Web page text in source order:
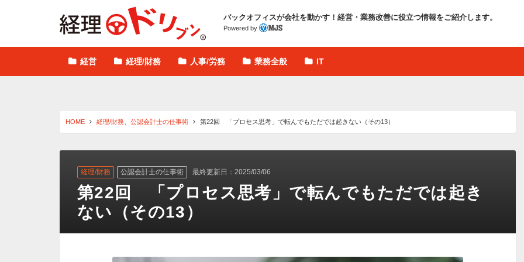
バックオフィスが会社を動かす！ 経営・業務改善に役立つ情報をご紹介します。
Powered by
経営 経理/財務 人事/労務 業務全般 IT
HOME 経理/財務 公認会計士の仕事術 第22回 「プロセス思考」で転んでもただでは起きない（その13）
経理/財務 公認会計士の仕事術 最終更新日：2025/03/06
第22回 「プロセス思考」で転んでもただでは起き
ない（その13）